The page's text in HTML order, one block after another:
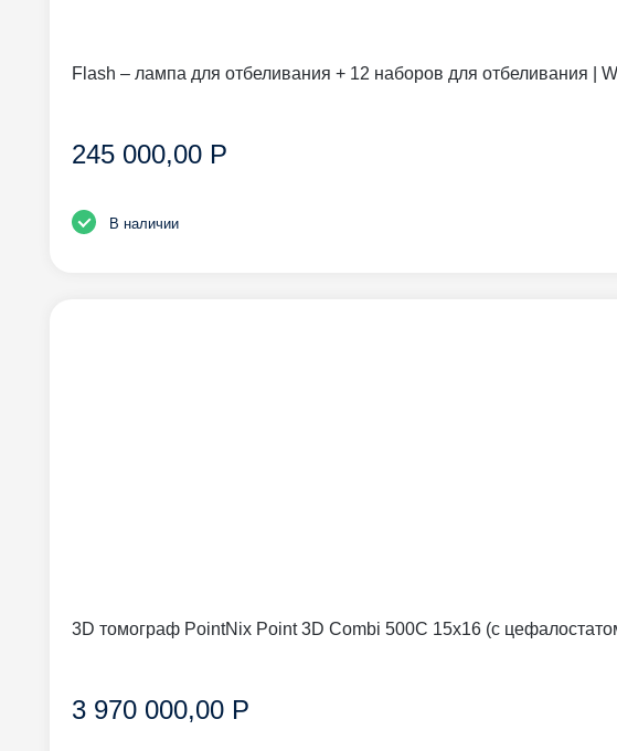
Flash – лампа для отбеливания + 12 наборов для отбеливания |
245 000,00 Р
В наличии
3D томограф PointNix Point 3D Combi 500C 15х16 (с
3 970 000,00 Р